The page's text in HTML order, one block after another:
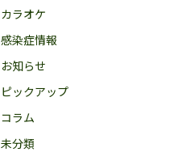
カラオケ
感染症情報
お知らせ
ピックアップ
コラム
未分類